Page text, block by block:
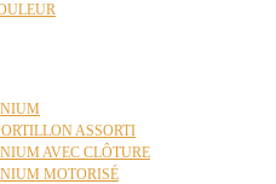
ASSORTI
AVEC CLÔTURE
MOTORISÉ